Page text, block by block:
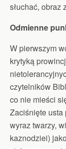
słuchać, obraz
Odmienne
W pierwszym
krytyką
czytelników
co nie mieści
Zaciśnięte usta
wyraz twarzy,
kaznodziei)